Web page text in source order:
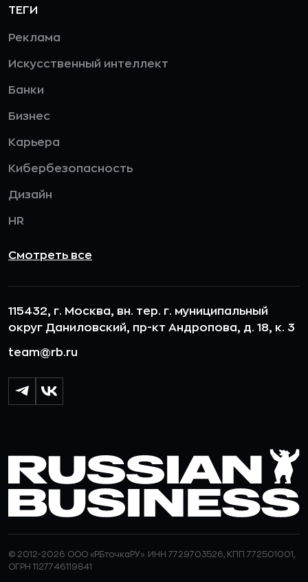
ТЕГИ
Реклама
Искусственный интеллект
Банки
Бизнес
Карьера
Кибербезопасность
Дизайн
HR
Смотреть все
115432, г. Москва, вн. тер. г. муниципальный
округ Даниловский, пр-кт Андропова, д. 18, к. 3
team@rb.ru
© 2012-2026 ООО «РБточкаРУ». ИНН 7729703526, КПП 772501001,
ОГРН 1127746119841